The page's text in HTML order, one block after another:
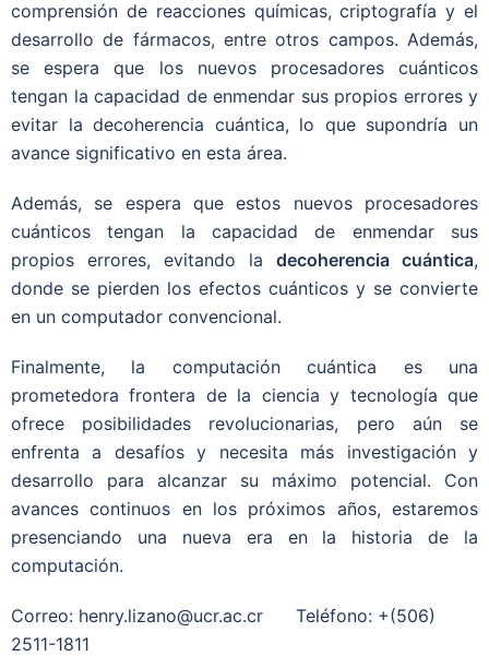
comprensión de reacciones químicas, criptografía y el
desarrollo de fármacos, entre otros campos. Además,
se espera que los nuevos procesadores cuánticos
tengan la capacidad de enmendar sus propios errores y
evitar la decoherencia cuántica, lo que supondría un
avance significativo en esta área.
Además, se espera que estos nuevos procesadores
cuánticos tengan la capacidad de enmendar sus
propios errores, evitando la decoherencia cuántica,
donde se pierden los efectos cuánticos y se convierte
en un computador convencional.
Finalmente, la computación cuántica es una
prometedora frontera de la ciencia y tecnología que
ofrece posibilidades revolucionarias, pero aún se
enfrenta a desafíos y necesita más investigación y
desarrollo para alcanzar su máximo potencial. Con
avances continuos en los próximos años, estaremos
presenciando una nueva era en la historia de la
computación.
Correo: henry.lizano@ucr.ac.cr Teléfono: +(506)
2511-1811